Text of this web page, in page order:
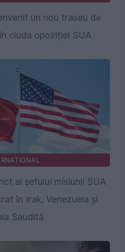
un nou traseu de
ciuda opoziției SUA
al șefului misiunii SUA
în Irak, Venezuela și
Saudită